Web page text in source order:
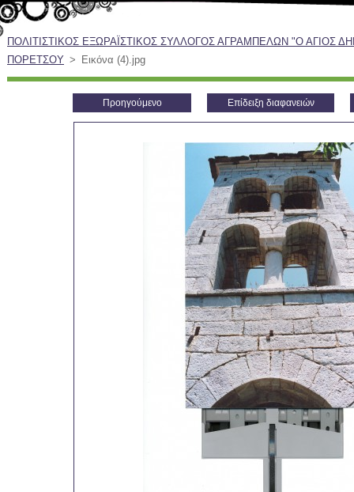
ΠΟΛΙΤΙΣΤΙΚΟΣ ΕΞΩΡΑΪΣΤΙΚΟΣ ΣΥΛΛΟΓΟΣ ΑΓΡΑΜΠΕΛΩΝ "Ο ΑΓΙΟΣ
ΠΟΡΕΤΣΟΥ > Εικόνα (4).jpg
Προηγούμενο Επίδειξη διαφανειών